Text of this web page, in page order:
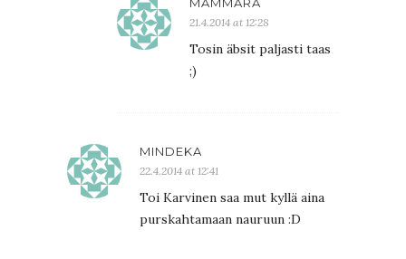
21.4.2014 at 12:28
Tosin äbsit paljasti taas
;)
MINDEKA
22.4.2014 at 12:41
Toi Karvinen saa mut kyllä aina
purskahtamaan nauruun :D